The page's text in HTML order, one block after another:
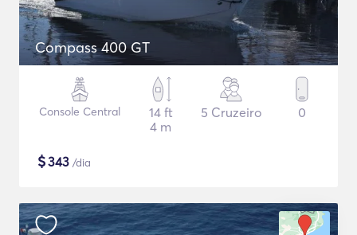
Compass 400 GT
Console Central
14 ft
4 m
5 Cruzeiro 0
$343 /dia